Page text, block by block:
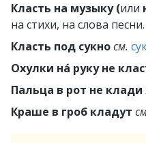
Класть на музыку (или
на стихи, на слова песни.
Класть под сукносм.
Охулки на́ руку не
Пальца в рот не клади
Краше в гроб кладут